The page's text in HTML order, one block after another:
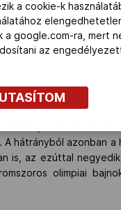
s bár az álló
hátrányból azonban a
is, az ezúttal
olimpiai
a cookie-k
a google.com-ra, mert
az